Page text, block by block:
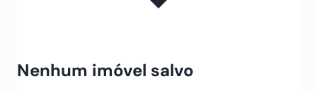
Nenhum imóvel salvo